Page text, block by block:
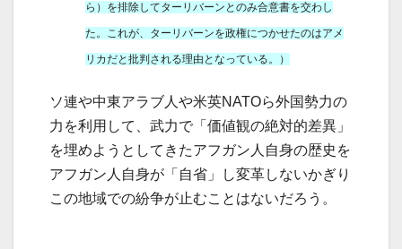
ら）を排除してターリバーンとのみ合意書を交わし
た。これが、ターリバーンを政権につかせたのはアメ
リカだと批判される理由となっている。）
ソ連や中東アラブ人や米英NATOら外国勢力の
力を利用して、武力で「価値観の絶対的差異」
を埋めようとしてきたアフガン人自身の歴史を
アフガン人自身が「自省」し変革しないかぎり
この地域での紛争が止むことはないだろう。